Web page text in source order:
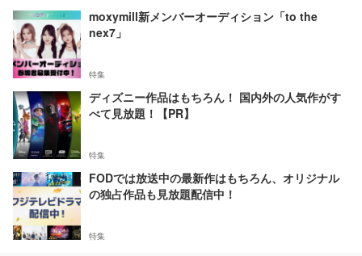
moxymill新メンバーオーディション「to the
nex7」
特集
ディズニー作品はもちろん！ 国内外の人気作がす
べて見放題！【PR】
特集
FODでは放送中の最新作はもちろん、オリジナル
の独占作品も見放題配信中！
特集